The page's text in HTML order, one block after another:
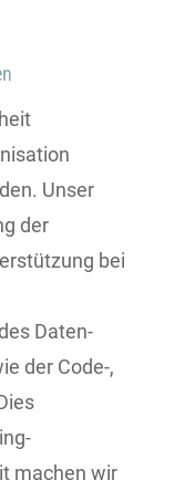
Unser
der
bei
Daten-
der Code-,
machen wir